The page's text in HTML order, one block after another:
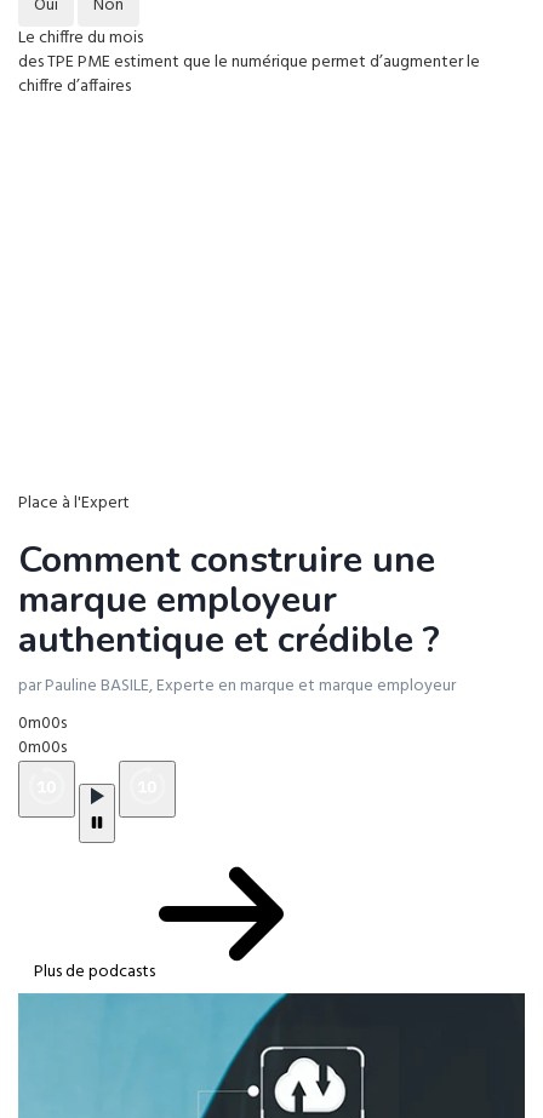
Le chiffre du mois
des TPE PME estiment que le numérique permet d’augmenter le
chiffre d’affaires
Place à l'Expert
Comment construire une
marque employeur
authentique et crédible ?
par Pauline BASILE, Experte en marque et marque employeur
0m00s
0m00s
Plus de podcasts